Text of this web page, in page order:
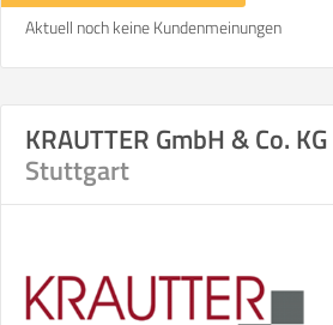
Aktuell noch keine Kundenmeinungen
KRAUTTER GmbH & Co. KG
Stuttgart